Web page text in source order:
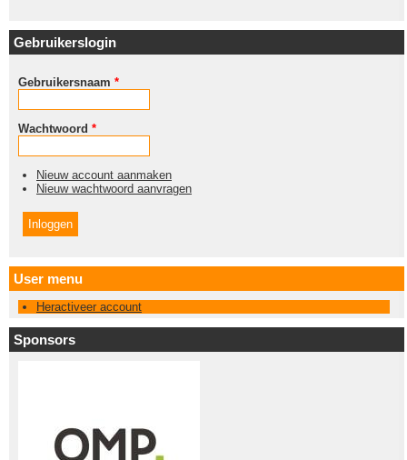
Gebruikerslogin
Gebruikersnaam *
Wachtwoord *
Nieuw account aanmaken
Nieuw wachtwoord aanvragen
User menu
Heractiveer account
Sponsors